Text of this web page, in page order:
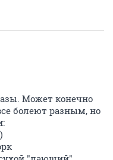
Может конечно
болеют разным, но